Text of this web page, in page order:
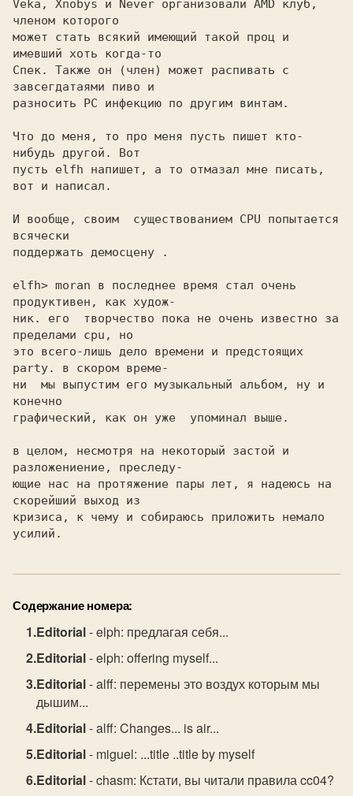
Veka, Xnobys и Never организовали AMD клуб,
членом которого
может стать всякий имеющий такой проц и
имевший хоть когда-то
Спек. Также он (член) может распивать с
завсегдатаями пиво и
разносить РС инфекцию по другим винтам.
Что до меня, то про меня пусть пишет кто-
нибудь другой. Вот
пусть еlfh напишет, а то отмазал мне писать,
вот и написал.
И вообще, своим  существованием CPU попытается
всячески
поддержать демосцену .
elfh> moran в последнее время стал очень
продуктивен, как худож-
ник. его  творчество пока не очень известно за
пределами cpu, но
это всего-лишь дело времени и предстоящих
party. в скором време-
ни  мы выпустим его музыкальный альбом, ну и
конечно
графический, как он уже  упоминал выше.
в целом, несмотря на некоторый застой и
разложениение, преследу-
ющие нас на протяжение пары лет, я надеюсь на
скорейший выход из
кризиса, к чему и собираюсь приложить немало
усилий.
Содержание номера:
Editorial- elph: предлагая себя...
Editorial- elph: offering myself...
Editorial- alff: перемены это воздух которым мы
дышим...
Editorial- alff: Changes... is air...
Editorial- miguel: ...title ..title by myself
Editorial- chasm: Кстати, вы читали правила cc04?